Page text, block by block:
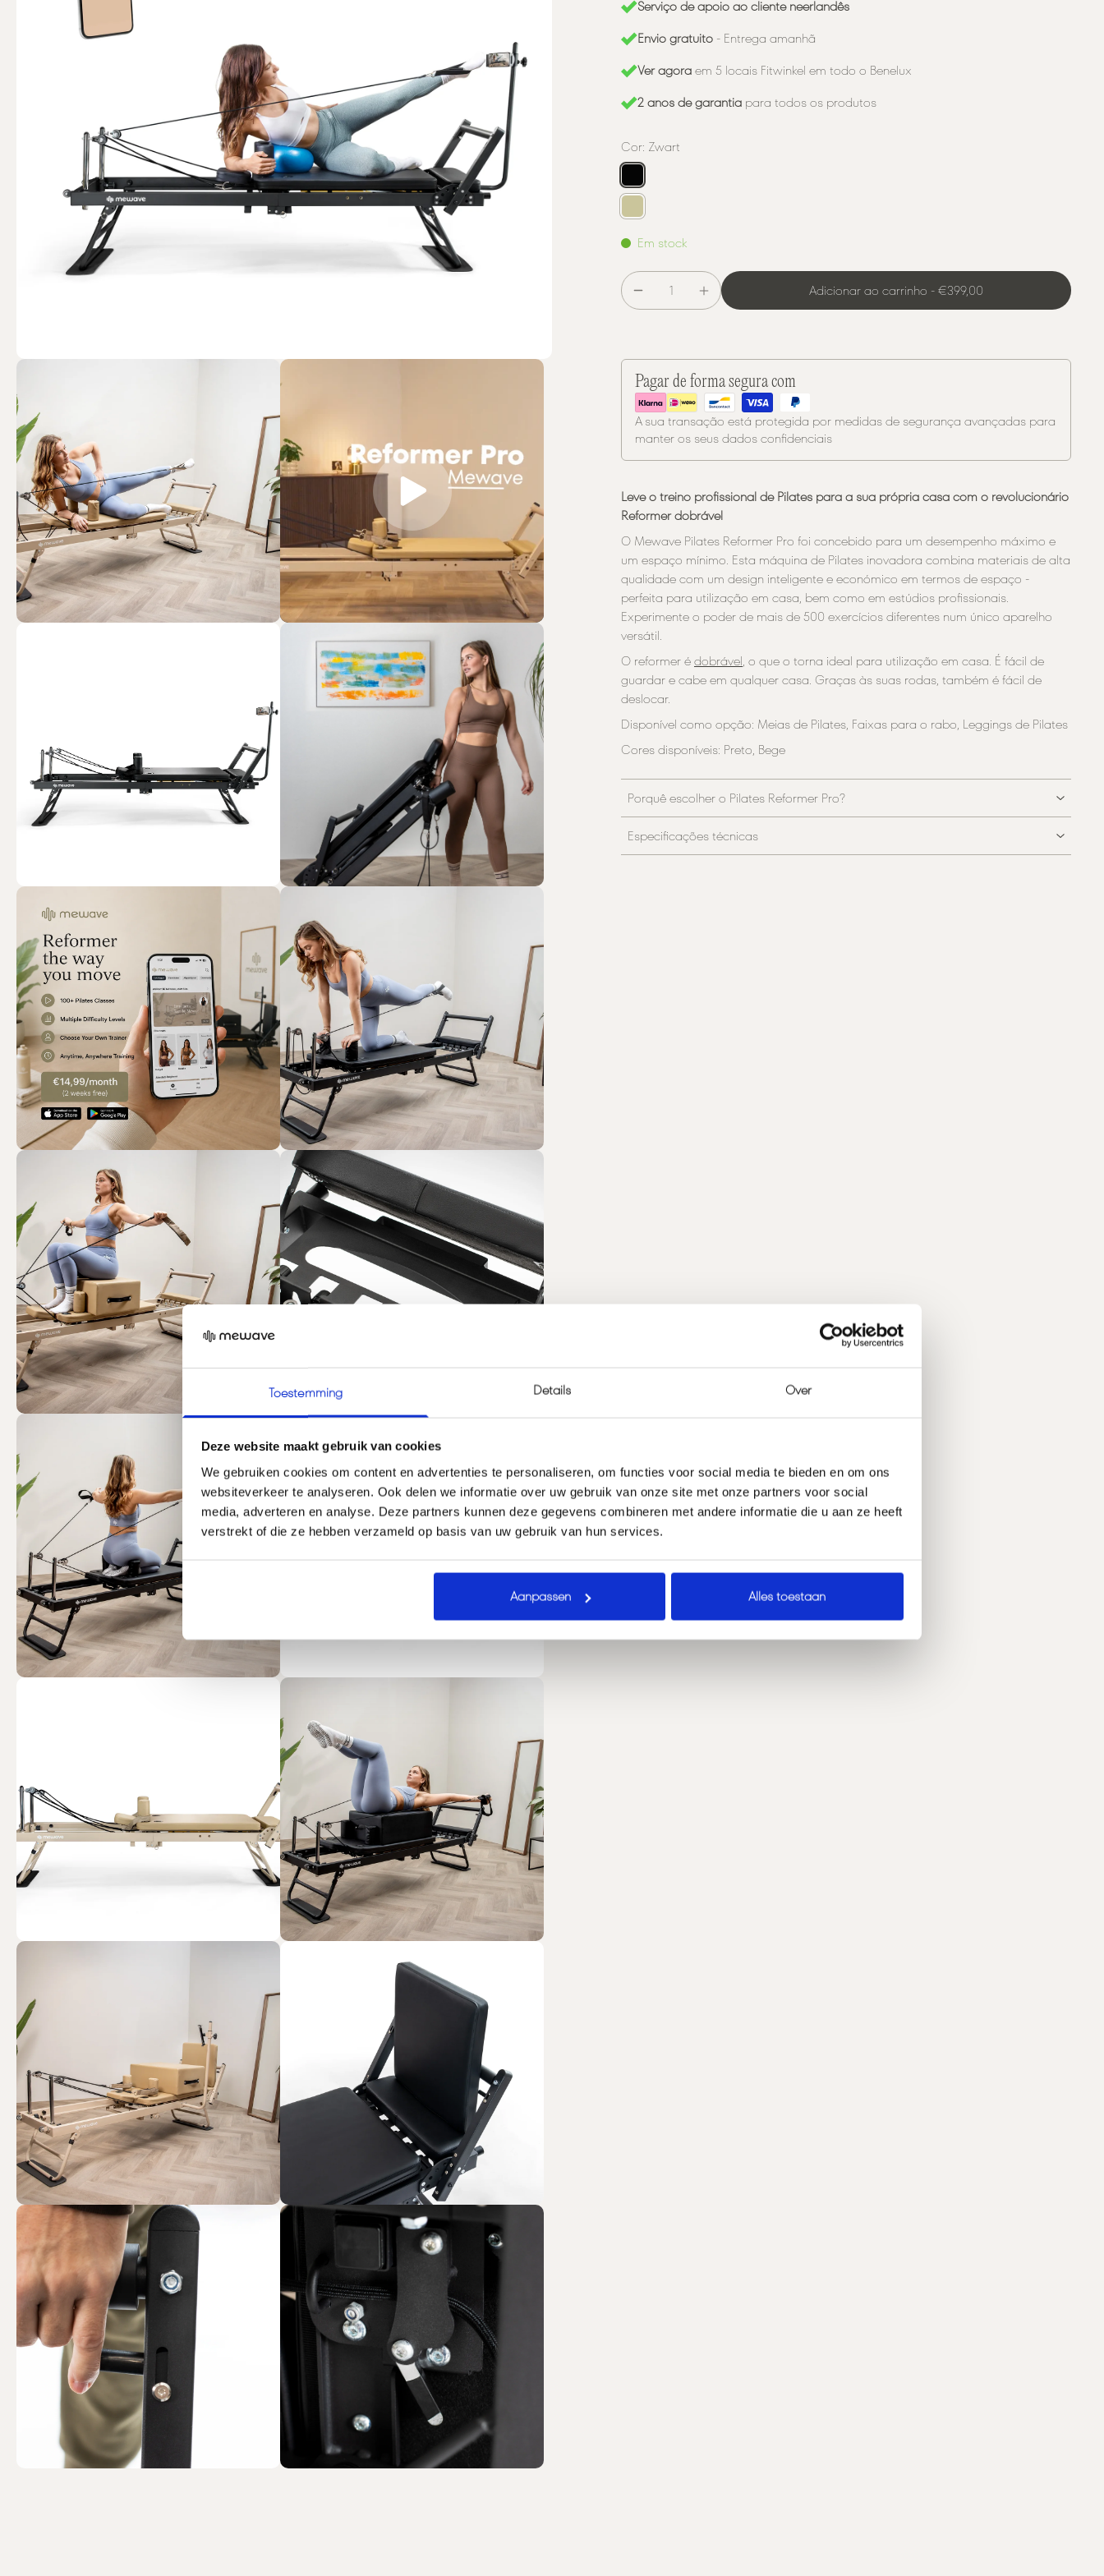
Toestemming Details Over
Deze website maakt gebruik van cookies
We gebruiken cookies om content en advertenties te personaliseren, om functies voor social media te bieden en om ons
websiteverkeer te analyseren. Ook delen we informatie over uw gebruik van onze site met onze partners voor social
media, adverteren en analyse. Deze partners kunnen deze gegevens combineren met andere informatie die u aan ze heeft
verstrekt of die ze hebben verzameld op basis van uw gebruik van hun services.
Aanpassen Alles toestaan
Serviço de apoio ao cliente neerlandês
Envio gratuito - Entrega amanhã
Ver agoraem 5 locais Fitwinkel em todo o Benelux
2 anos de garantia para todos os produtos
Cor: Zwart
Em stock
Adicionar ao carrinho -€399,00
Pagar de forma segura com
A sua transação está protegida por medidas de segurança avançadas para
manter os seus dados confidenciais
Leve o treino profissional de Pilates para a sua própria casa com o revolucionário
Reformer dobrável
O Mewave Pilates Reformer Pro foi concebido para um desempenho máximo e
um espaço mínimo. Esta máquina de Pilates inovadora combina materiais de alta
qualidade com um design inteligente e económico em termos de espaço -
perfeita para utilização em casa, bem como em estúdios profissionais.
Experimente o poder de mais de 500 exercícios diferentes num único aparelho
versátil.
O reformer édobrável, o que o torna ideal para utilização em casa. É fácil de
guardar e cabe em qualquer casa. Graças às suas rodas, também é fácil de
deslocar.
Disponível como opção: Meias de Pilates, Faixas para o rabo, Leggings de Pilates
Cores disponíveis: Preto, Bege
Porquê escolher o Pilates Reformer Pro?
Especificações técnicas